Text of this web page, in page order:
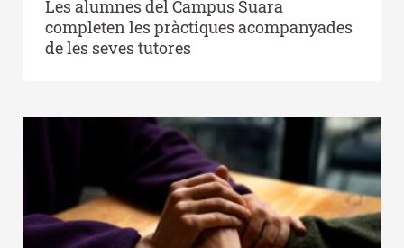
Les alumnes del Campus Suara
completen les pràctiques acompanyades
de les seves tutores